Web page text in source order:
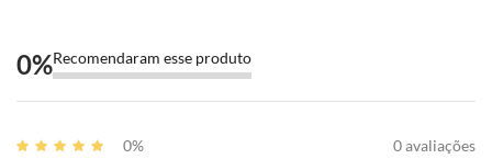
0%Recomendaram esse produto
0% 0 avaliações